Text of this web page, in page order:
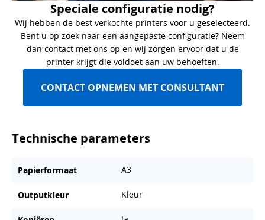
Speciale configuratie nodig?
Wij hebben de best verkochte printers voor u geselecteerd.
Bent u op zoek naar een aangepaste configuratie? Neem
dan contact met ons op en wij zorgen ervoor dat u de
printer krijgt die voldoet aan uw behoeften.
CONTACT OPNEMEN MET CONSULTANT
Technische parameters
Papierformaat A3
Outputkleur Kleur